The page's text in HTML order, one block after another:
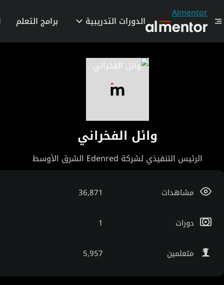
Almentor
الدورات التدريبية برامج التعلم
وائل الفخراني
الرئيس التنفيذي لشركة Edenred الشرق الأوسط
مشاهدات 36,871
دورات 1
متعلمين 5,957